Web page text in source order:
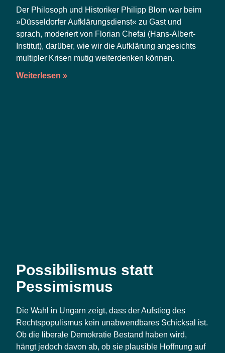
Der Phi­lo­soph und His­to­ri­ker Phil­ipp Blom war beim
»Düs­sel­dor­fer Auf­klä­rungs­dienst« zu Gast und
sprach, mode­riert von Flo­ri­an Che­fai (Hans-Albert-
Insti­tut), dar­über, wie wir die Auf­klä­rung ange­sichts
mul­ti­pler Kri­sen mutig wei­ter­den­ken können.
Weiterlesen »
Possibilismus statt
Pessimismus
Die Wahl in Ungarn zeigt, dass der Auf­stieg des
Rechts­po­pu­lis­mus kein unab­wend­ba­res Schick­sal ist.
Ob die libe­ra­le Demo­kra­tie Bestand haben wird,
hängt jedoch davon ab, ob sie plau­si­ble Hoff­nung auf